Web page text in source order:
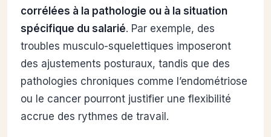
corrélées à la pathologie ou à la situation
spécifique du salarié. Par exemple, des
troubles musculo-squelettiques imposeront
des ajustements posturaux, tandis que des
pathologies chroniques comme l’endométriose
ou le cancer pourront justifier une flexibilité
accrue des rythmes de travail.